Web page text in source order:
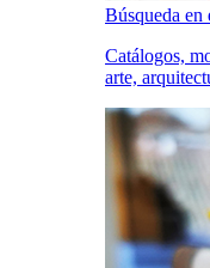
Búsqueda en
Catálogos,
arte,